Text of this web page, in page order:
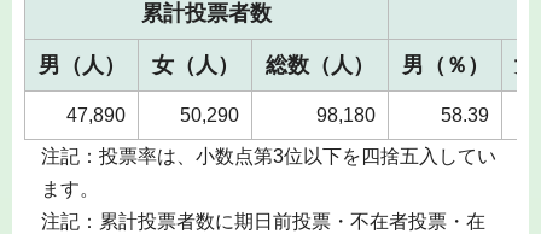
累計投票者数
男（人） 女（人） 総数（人） 男（％） 女
47,890 50,290 98,180
58.39
注記：投票率は、小数点第3位以下を四捨五入してい
ます。
注記：累計投票者数に期日前投票・不在者投票・在